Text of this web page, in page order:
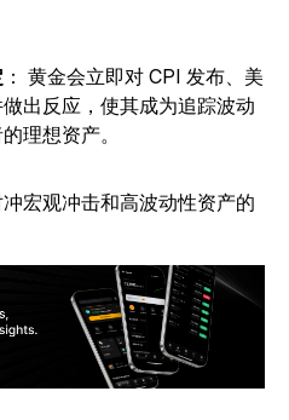
： 黄金会立即对 CPI 发布、美
出反应，使其成为追踪波动
理想资产。
宏观冲击和高波动性资产的